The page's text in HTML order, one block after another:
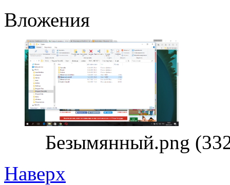
Вложения
Безымянный.png
Наверх